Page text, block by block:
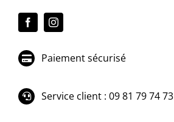
Paiement sécurisé
Service client : 09 81 79 74 73